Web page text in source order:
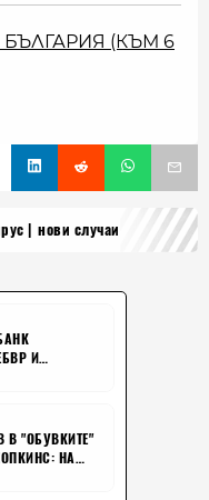
БЪЛГАРИЯ (КЪМ 6
нови случаи